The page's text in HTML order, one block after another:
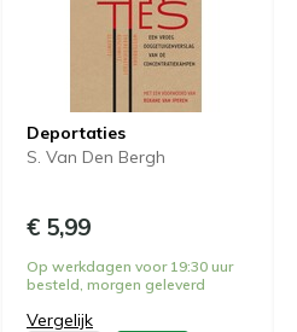
Deportaties
S. Van Den Bergh
€ 5,99
Op werkdagen voor 19:30 uur
besteld, morgen geleverd
Vergelijk